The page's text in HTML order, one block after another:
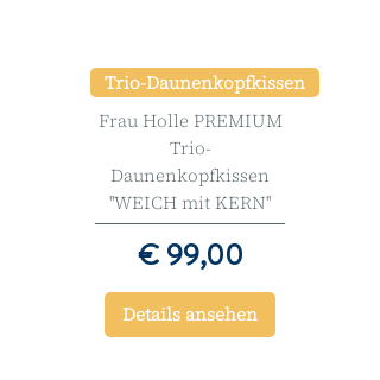
Trio-Daunenkopfkissen
Frau Holle PREMIUM
Trio-
Daunenkopfkissen
''WEICH mit KERN''
Preis
€ 99,00
Details ansehen